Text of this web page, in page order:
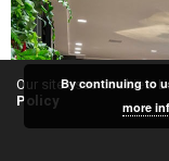
Our site uses cookies.
Policy
By continuing to
more